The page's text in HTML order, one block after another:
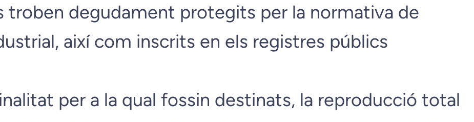
degudament protegits per la normativa de
així com inscrits en els registres públics
per a la qual fossin destinats, la reproducció total